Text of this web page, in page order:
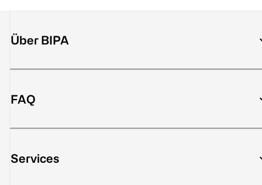
Über BIPA
FAQ
Services